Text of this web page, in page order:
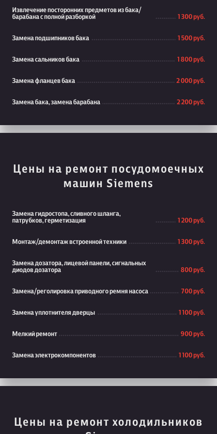
Извлечение посторонних предметов из бака/
барабана с полной разборкой
1 300 руб.
Замена подшипников бака 1 500 руб.
Замена сальников бака 1 800 руб.
Замена фланцев бака 2 000 руб.
Замена бака, замена барабана 2 200 руб.
Цены на ремонт посудомоечных
машин Siemens
Замена гидростопа, сливного шланга,
патрубков, герметизация
1 200 руб.
Монтаж/демонтаж встроенной техники 1 300 руб.
Замена дозатора, лицевой панели, сигнальных
диодов дозатора
800 руб.
Замена/реголировка приводного ремня насоса 700 руб.
Замена уплотнителя дверцы 1 100 руб.
Мелкий ремонт 900 руб.
Замена электрокомпонентов 1 100 руб.
Цены на ремонт холодильников